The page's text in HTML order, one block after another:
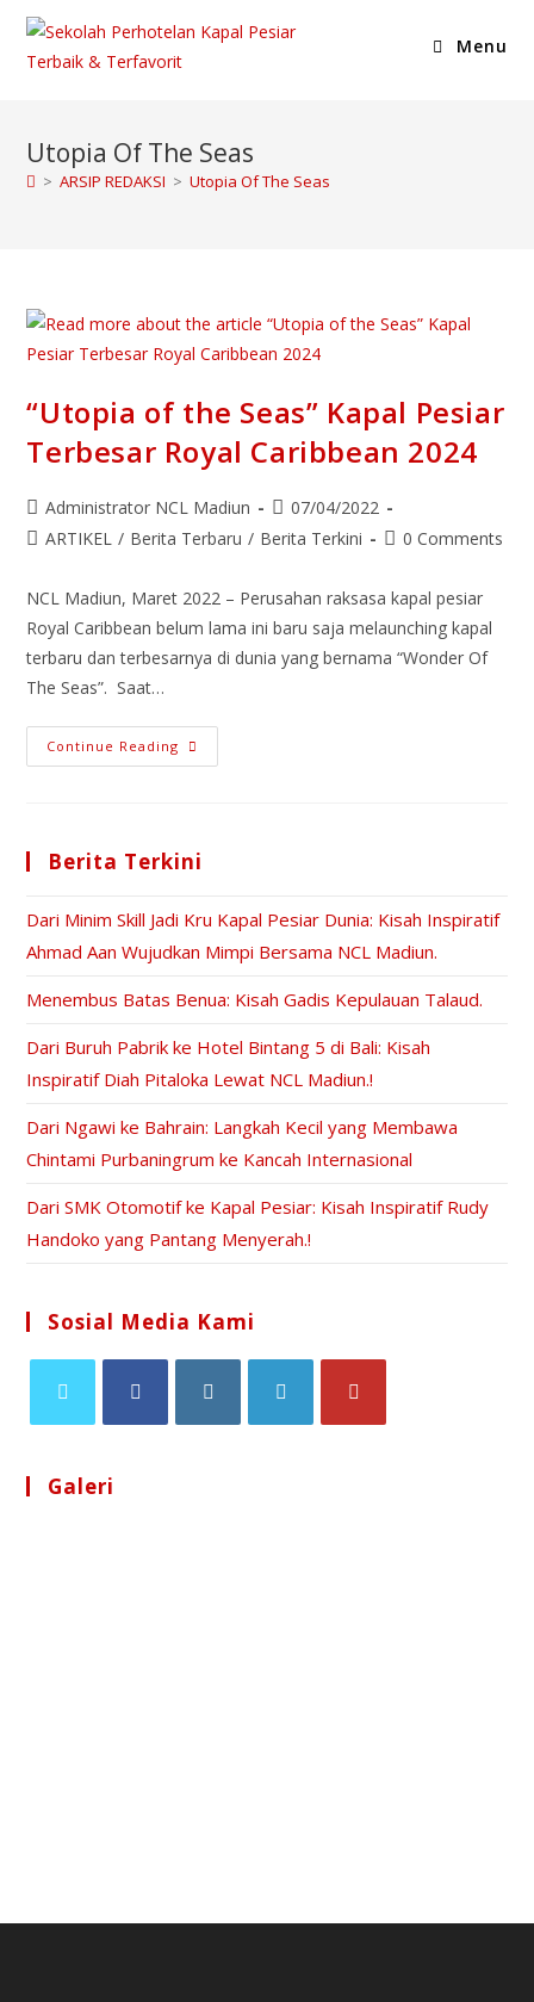
Menu
Utopia Of The Seas
> ARSIP REDAKSI > Utopia Of The Seas
“Utopia of the Seas” Kapal Pesiar
Terbesar Royal Caribbean 2024
Administrator NCL Madiun
07/04/2022
ARTIKEL / Berita Terbaru / Berita Terkini 0 Comments
NCL Madiun, Maret 2022 – Perusahan raksasa kapal pesiar
Royal Caribbean belum lama ini baru saja melaunching kapal
terbaru dan terbesarnya di dunia yang bernama “Wonder Of
The Seas”. Saat…
Continue Reading
Berita Terkini
Dari Minim Skill Jadi Kru Kapal Pesiar Dunia: Kisah Inspiratif
Ahmad Aan Wujudkan Mimpi Bersama NCL Madiun.
Menembus Batas Benua: Kisah Gadis Kepulauan Talaud.
Dari Buruh Pabrik ke Hotel Bintang 5 di Bali: Kisah
Inspiratif Diah Pitaloka Lewat NCL Madiun.!
Dari Ngawi ke Bahrain: Langkah Kecil yang Membawa
Chintami Purbaningrum ke Kancah Internasional
Dari SMK Otomotif ke Kapal Pesiar: Kisah Inspiratif Rudy
Handoko yang Pantang Menyerah.!
Sosial Media Kami
Galeri